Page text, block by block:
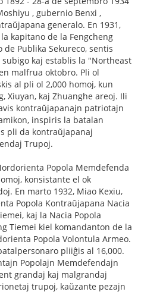
, gubernio Benxi ,
generalo. En 1931,
kapitano de la Fengcheng
Publika Sekureco, sentis
kaj establis la "Northeast
malfrua oktobro. Pli ol
al pli ol 2,000 homoj, kun
Xiuyan, kaj Zhuanghe areoj. Ili
kontraŭjapanajn patriotajn
inspiris la batalan
pli da kontraŭjapanaj
Trupoj.
Popola Memdefenda
konsistante el ok
En marto 1932, Miao Kexiu,
Popola Kontraŭjapana Nacia
kaj la Nacia Popola
Tiemei kiel komandanton de la
Popola Volontula Armeo.
pliiĝis al 16,000.
Popolajn Memdefendajn
grandaj kaj malgrandaj
trupoj, kaŭzante pezajn